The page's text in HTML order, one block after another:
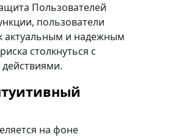
Пользователей
пользователи
актуальным и надежным
столкнуться с
на фоне